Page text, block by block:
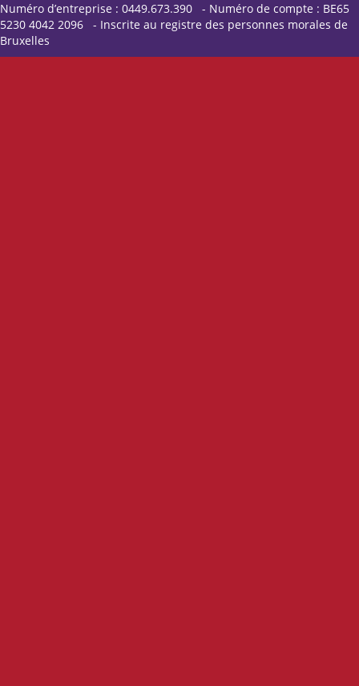
Numéro d’entreprise : 0449.673.390 - Numéro de compte : BE65
5230 4042 2096 - Inscrite au registre des personnes morales de
Bruxelles